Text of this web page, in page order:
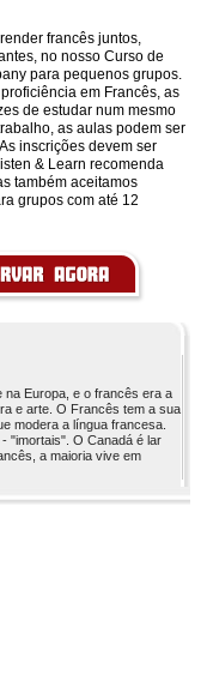
francês juntos,
no nosso Curso de
para pequenos grupos.
em Francês, as
de estudar num mesmo
as aulas podem ser
inscrições devem ser
& Learn recomenda
também aceitamos
grupos com até 12
na Europa, e o francês era a
e arte. O Francês tem a sua
modera a língua francesa.
"imortais". O Canadá é lar
a maioria vive em